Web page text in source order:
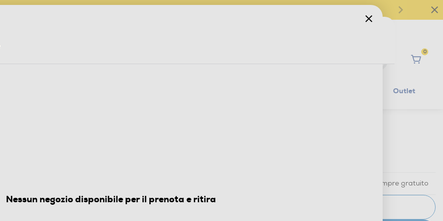
0
Outlet
in 30 minuti e sempre gratuito
Nessun negozio disponibile per il prenota e ritira